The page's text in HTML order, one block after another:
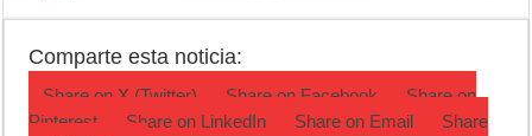
Luján volvió al Campeonato Provincial de bochas
Comparte esta noticia:
Share on X (Twitter) Share on Facebook
Share on
Pinterest
Share on LinkedIn Share on Email
Share